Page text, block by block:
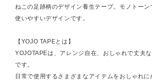
ねこの足跡柄のデザイン養生テープ。モノトー
使いやすいデザインです。
【YOJO TAPEとは】
YOJOTAPEは、アレンジ自在、おしゃれで丈夫
です。
日常で使用するさまざまなアイテムをおしゃれに